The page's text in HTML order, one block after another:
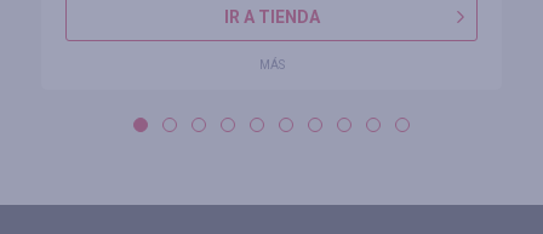
IR A TIENDA
MÁS